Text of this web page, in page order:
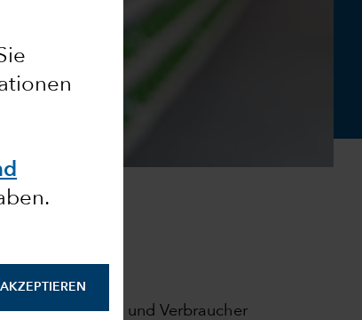
AKZEPTIEREN
Unternehmen und Verbraucher